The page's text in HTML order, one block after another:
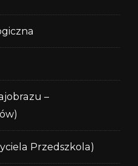
–
Przedszkola)